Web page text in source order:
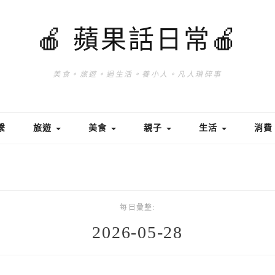
🍎 蘋果話日常🍎
美食。旅遊。過生活。養小人。凡人瑣碎事
旅遊 美食 親子 生活 消費
每日彙整:
2026-05-28